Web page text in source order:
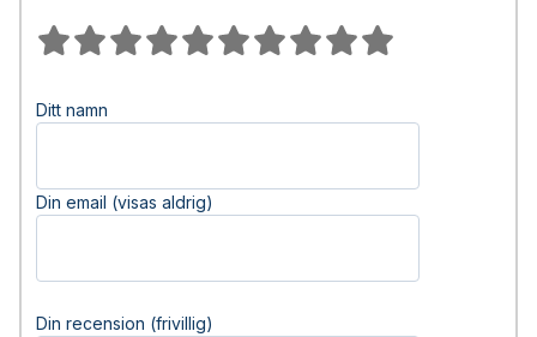
Ditt namn
Din email (visas aldrig)
Din recension (frivillig)